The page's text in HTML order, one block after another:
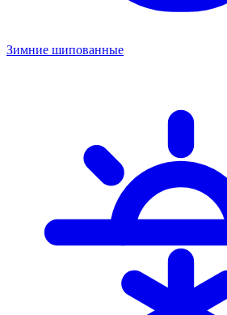
Зимние шипованные